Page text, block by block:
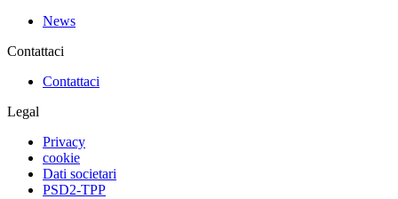
News
Contattaci
Contattaci
Legal
Privacy
cookie
Dati societari
PSD2-TPP